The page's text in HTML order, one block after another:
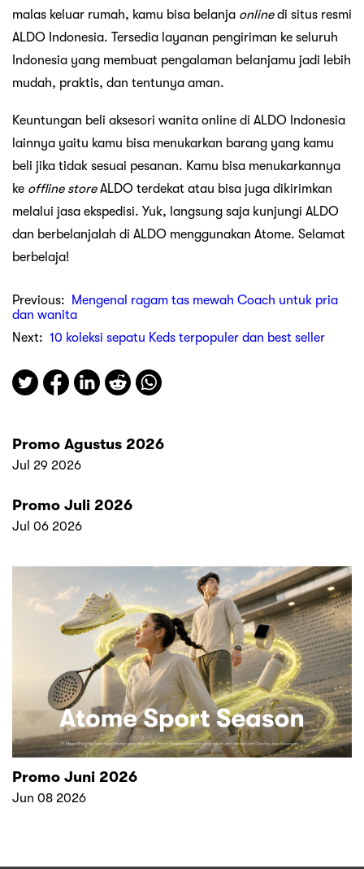
malas keluar rumah, kamu bisa belanja onlinedi situs resmi
ALDO Indonesia. Tersedia layanan pengiriman ke seluruh
Indonesia yang membuat pengalaman belanjamu jadi lebih
mudah, praktis, dan tentunya aman.
Keuntungan beli aksesori wanita online di ALDO Indonesia
lainnya yaitu kamu bisa menukarkan barang yang kamu
beli jika tidak sesuai pesanan. Kamu bisa menukarkannya
ke offline storeALDO terdekat atau bisa juga dikirimkan
melalui jasa ekspedisi. Yuk, langsung saja kunjungi ALDO
dan berbelanjalah di ALDO menggunakan Atome. Selamat
berbelaja!
Previous:
Mengenal ragam tas mewah Coach untuk pria
dan wanita
Next: 10 koleksi sepatu Keds terpopuler dan best seller
Promo Agustus 2026
Jul 29 2026
Promo Juli 2026
Jul 06 2026
Promo Juni 2026
Jun 08 2026